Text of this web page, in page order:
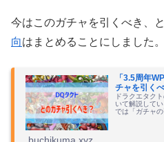
今はこのガチャを引くべき、
向はまとめることにしました
「3.5周年
チャを引く
ドラクエタク
いて解説して
では「ガチャ